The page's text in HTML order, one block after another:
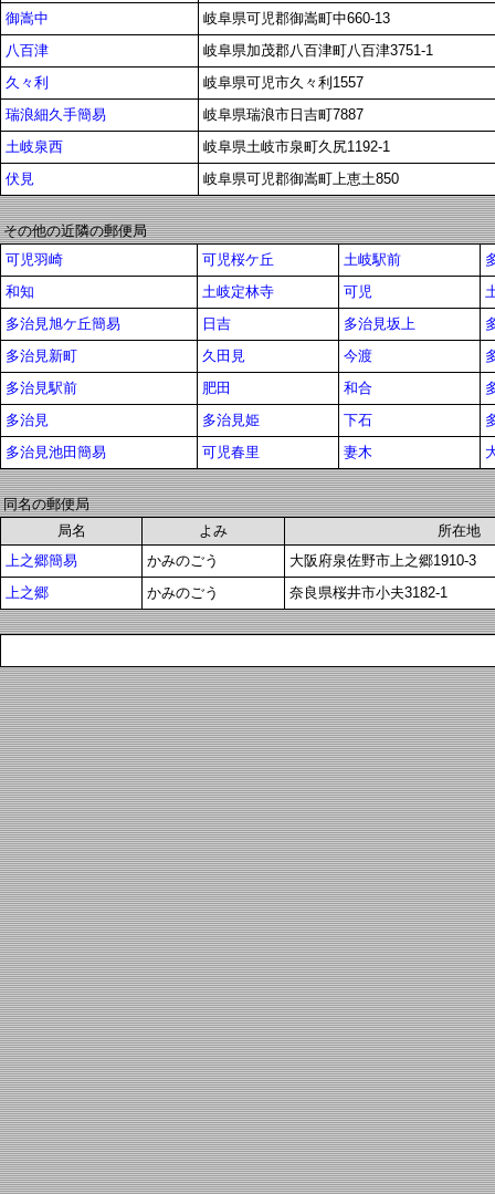
御嵩中
岐阜県可児郡御嵩町中660-13
八百津
岐阜県加茂郡八百津町八百津3751-1
久々利
岐阜県可児市久々利1557
瑞浪細久手簡易
岐阜県瑞浪市日吉町7887
土岐泉西
岐阜県土岐市泉町久尻1192-1
伏見
岐阜県可児郡御嵩町上恵土850
その他の近隣の郵便局
可児羽崎
可児桜ケ丘 土岐駅前
和知
土岐定林寺 可児
多治見旭ケ丘簡易
日吉 多治見坂上
多治見新町
久田見 今渡
多治見駅前
肥田 和合
多治見
多治見姫 下石
多治見池田簡易
可児春里 妻木
同名の郵便局
局名
よみ
所在地
上之郷簡易
かみのごう
大阪府泉佐野市上之郷1910-3
上之郷
かみのごう 奈良県桜井市小夫3182-1